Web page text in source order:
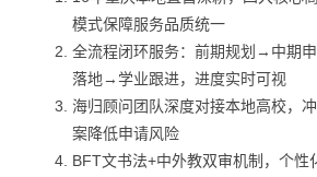
模式保障服务品质统一
全流程闭环服务：前期规划→中期
落地→学业跟进，进度实时可视
海归顾问团队深度对接本地高校，
案降低申请风险
BFT文书法+中外教双审机制，个性